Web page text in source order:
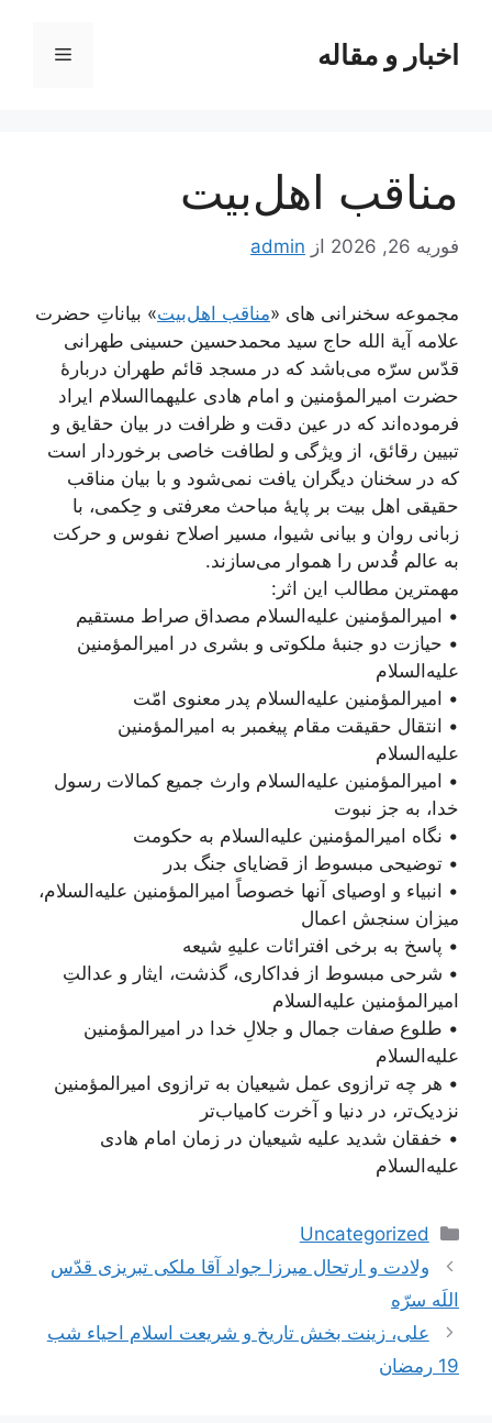
محتوااخبار و مقاله فهرست
مناقب اهل‌بیت
فوریه 26, 2026 از admin
مجموعه سخنرانی های «مناقب اهل‌بیت» بیاناتِ حضرت
علامه آیة الله حاج سید محمد‌حسین حسینی طهرانی
قدّس سرّه می‌باشد که در مسجد قائم طهران دربارۀ
حضرت امیرالمؤمنین و امام هادی علیهما‌السلام ایراد
فرموده‌اند که در عین دقت و ظرافت در بیان حقایق و
تبیین رقائق، از ویژگی و لطافت خاصی برخوردار است
که در سخنان دیگران یافت نمی‌شود و با بیان مناقب
حقیقی اهل بیت بر پایۀ مباحث معرفتی و حِکمی، با
زبانی روان و بیانی شیوا، مسیر اصلاح نفوس و حرکت
به عالم قُدس را هموار می‌سازند.
مهمترین مطالب این اثر:
• امیرالمؤمنین علیه‌السلام مصداق صراط مستقیم
• حیازت دو جنبۀ ملکوتی و بشری در امیرالمؤمنین
علیه‌السلام
• امیرالمؤمنین علیه‌السلام پدر معنوی امّت
• انتقال حقیقت مقام پیغمبر به امیرالمؤمنین
علیه‌السلام
• امیرالمؤمنین علیه‌السلام وارث جمیع کمالات رسول
خدا، به جز نبوت
• نگاه امیرالمؤمنین علیه‌السلام به حکومت
• توضیحی مبسوط از قضایای جنگ بدر
• انبیاء و اوصیای آنها خصوصاً امیرالمؤمنین علیه‌السلام،
میزان سنجش اعمال
• پاسخ به برخی افترائات علیهِ شیعه
• شرحی مبسوط از فداکاری‌، گذشت، ایثار و عدالتِ
امیرالمؤمنین علیه‌السلام
• طلوع صفات جمال و جلالِ خدا در امیرالمؤمنین
علیه‌السلام
• هر چه ترازوی عمل شیعیان به ترازوی امیرالمؤمنین
نزدیک‌تر، در دنیا و آخرت کامیاب‌تر
• خفقان شدید علیه شیعیان در زمان امام هادی‌
علیه‌السلام
دسته‌ها
Uncategorized
ناوبری
نوشته‌ها
ولادت و ارتحال ميرزا جواد آقا ملكى تبريزى قدّس
اللَه سرّه
علی، زینت بخش تاریخ و شریعت اسلام احیاء شب
19 رمضان